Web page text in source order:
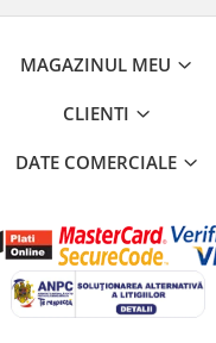
MAGAZINUL MEU
CLIENTI
DATE COMERCIALE